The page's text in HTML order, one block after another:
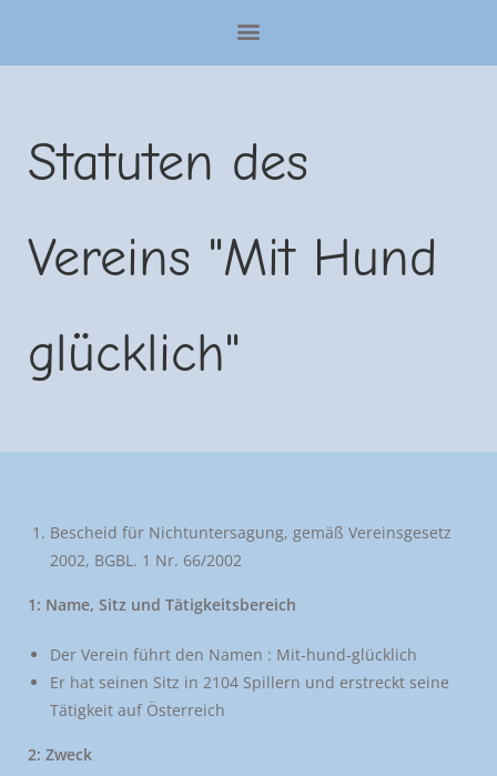
Statuten des
Vereins "Mit Hund
glücklich"
Bescheid für Nichtuntersagung, gemäß Vereinsgesetz
2002, BGBL. 1 Nr. 66/2002
1: Name, Sitz und Tätigkeitsbereich
Der Verein führt den Namen : Mit-hund-glücklich
Er hat seinen Sitz in 2104 Spillern und erstreckt seine
Tätigkeit auf Österreich
2: Zweck